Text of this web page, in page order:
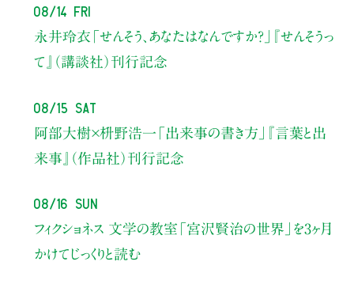
08/14 Fri
永井玲衣 「せんそう、あなたはなんですか？」
『せんそうっ
て』（講談社）刊行記念
08/15 Sat
阿部大樹×枡野浩一 「出来事の書き方」
『言葉と出
来事』（作品社）刊行記念
08/16 Sun
フィクショネス 文学の教室 「宮沢賢治の世界」を3ヶ月
かけてじっくりと読む